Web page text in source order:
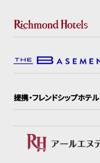
提携・フレンドシップホテル